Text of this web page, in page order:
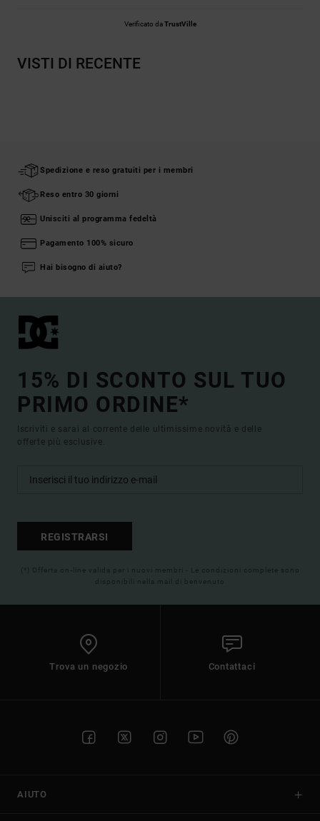
Verificato daTrustVille
VISTI DI RECENTE
Spedizione e reso gratuiti per i membri
Reso entro 30 giorni
Unisciti al programma fedeltà
Pagamento 100% sicuro
Hai bisogno di aiuto?
15% DI SCONTO SUL TUO
PRIMO ORDINE*
Iscriviti e sarai al corrente delle ultimissime novità e delle
offerte più esclusive.
REGISTRARSI
(*) Offerta on-line valida per i nuovi membri - Le condizioni complete sono
disponibili nella mail di benvenuto
Trova un negozio Contattaci
AIUTO